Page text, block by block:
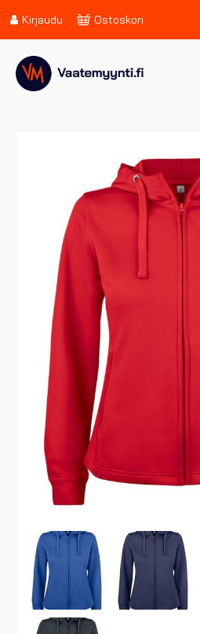
Kirjaudu Ostoskori